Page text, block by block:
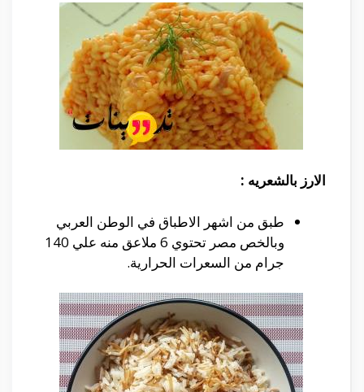
الارز بالشعريه :
طبق من اشهر الاطباق في الوطن العربي
وبالخص مصر تحتوي 6 ملاعق منه علي 140
جرام من السعرات الحرارية.